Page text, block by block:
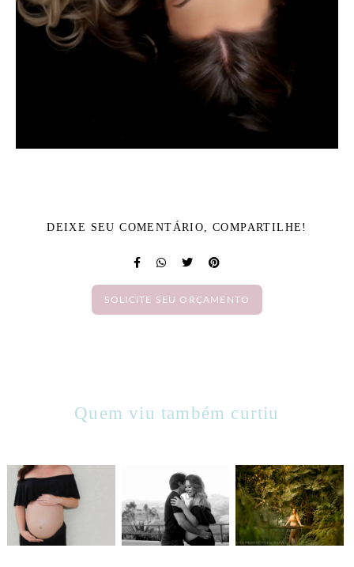
DEIXE SEU COMENTÁRIO, COMPARTILHE!
SOLICITE SEU ORÇAMENTO
Quem viu também curtiu
1138 1146 0 1316 0